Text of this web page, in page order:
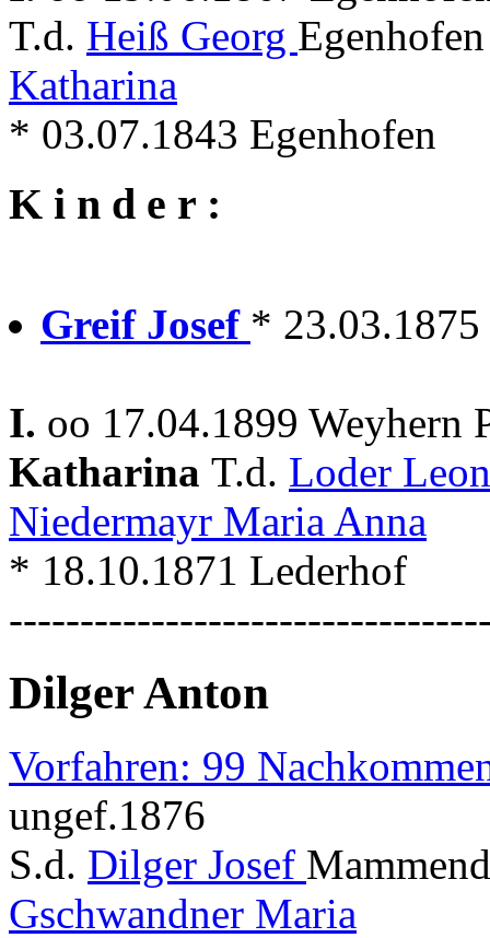
T.d. Heiß Georg
Katharina
* 03.07.1843 Egenhofen
K i n d e r :
Greif Josef * 23.03.1875
I. oo 17.04.1899 Weyhern
Katharina T.d. Loder
Niedermayr Maria Anna
* 18.10.1871 Lederhof
Dilger Anton
Vorfahren: 99
ungef.1876
S.d. Dilger Josef
Gschwandner Maria